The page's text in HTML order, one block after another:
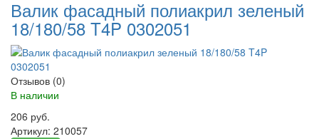
Валик фасадный полиакрил зеленый
18/180/58 T4P 0302051
Отзывов (0)
В наличии
206 руб.
Артикул: 210057